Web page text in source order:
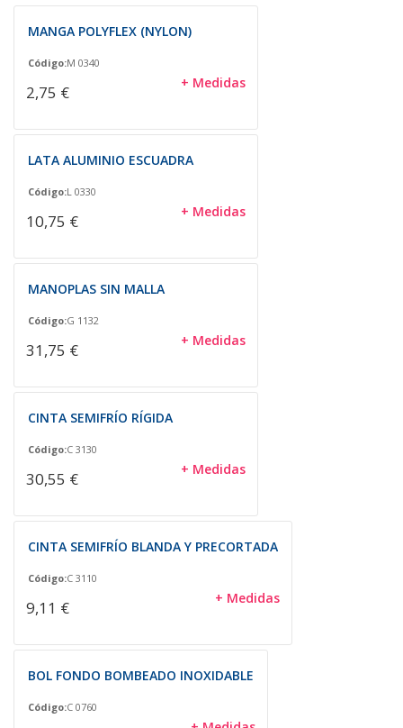
MANGA POLYFLEX (NYLON)
Código:M 0340
2,75 € + Medidas
LATA ALUMINIO ESCUADRA
Código:L 0330
10,75 € + Medidas
MANOPLAS SIN MALLA
Código:G 1132
31,75 € + Medidas
CINTA SEMIFRÍO RÍGIDA
Código:C 3130
30,55 € + Medidas
CINTA SEMIFRÍO BLANDA Y PRECORTADA
Código:C 3110
9,11 € + Medidas
BOL FONDO BOMBEADO INOXIDABLE
Código:C 0760